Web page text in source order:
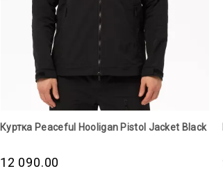
Куртка Peaceful Hooligan Pistol Jacket Black
12 090.00